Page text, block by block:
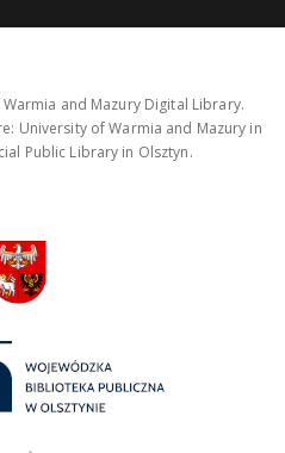
and Mazury Digital Library.
University of Warmia and Mazury in
Public Library in Olsztyn.